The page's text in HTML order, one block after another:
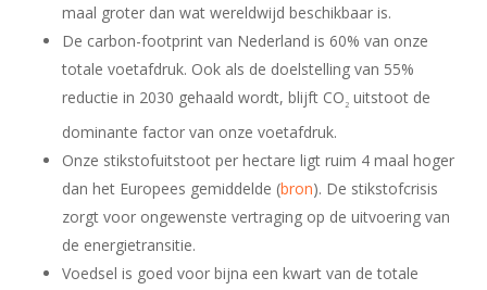
maal groter dan wat wereldwijd beschikbaar is.
De carbon-footprint van Nederland is 60% van onze
totale voetafdruk. Ook als de doelstelling van 55%
reductie in 2030 gehaald wordt, blijft CO 2 uitstoot de
dominante factor van onze voetafdruk.
Onze stikstofuitstoot per hectare ligt ruim 4 maal hoger
dan het Europees gemiddelde (bron). De stikstofcrisis
zorgt voor ongewenste vertraging op de uitvoering van
de energietransitie.
Voedsel is goed voor bijna een kwart van de totale